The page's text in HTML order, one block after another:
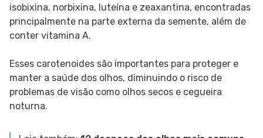
isobixina, norbixina, luteína e zeaxantina, encontradas
principalmente na parte externa da semente, além de
conter vitamina A.
Esses carotenoides são importantes para proteger e
manter a saúde dos olhos, diminuindo o risco de
problemas de visão como olhos secos e cegueira
noturna.